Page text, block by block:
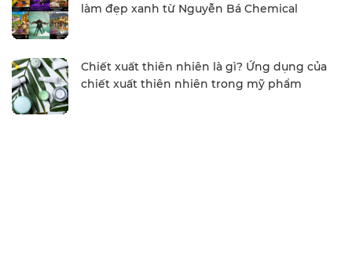
làm đẹp xanh từ Nguyễn Bá Chemical
Chiết xuất thiên nhiên là gì? Ứng dụng của
chiết xuất thiên nhiên trong mỹ phẩm